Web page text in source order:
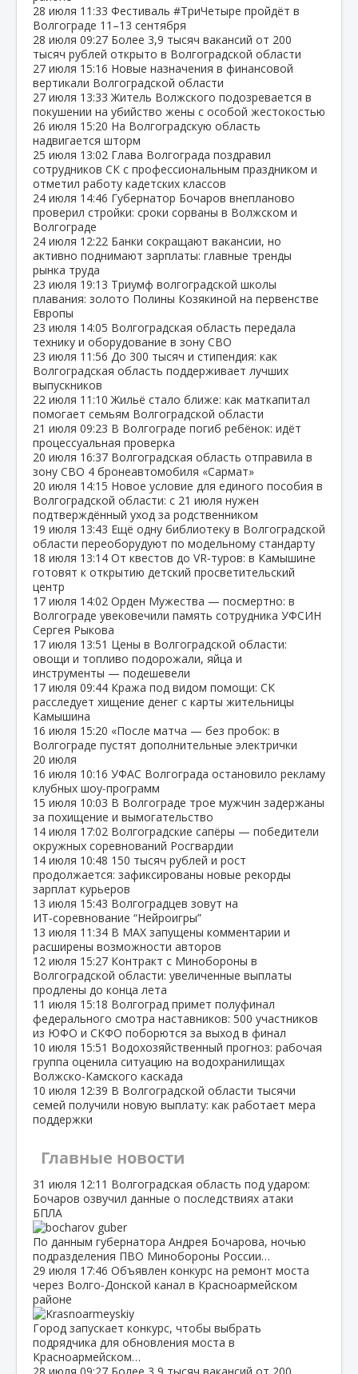
28 июля 11:33 Фестиваль #ТриЧетыре пройдёт в
Волгограде 11–13 сентября
28 июля 09:27 Более 3,9 тысяч вакансий от 200
тысяч рублей открыто в Волгоградской области
27 июля 15:16 Новые назначения в финансовой
вертикали Волгоградской области
27 июля 13:33 Житель Волжского подозревается в
покушении на убийство жены с особой жестокостью
26 июля 15:20 На Волгоградскую область
надвигается шторм
25 июля 13:02 Глава Волгограда поздравил
сотрудников СК с профессиональным праздником и
отметил работу кадетских классов
24 июля 14:46 Губернатор Бочаров внепланово
проверил стройки: сроки сорваны в Волжском и
Волгограде
24 июля 12:22 Банки сокращают вакансии, но
активно поднимают зарплаты: главные тренды
рынка труда
23 июля 19:13 Триумф волгоградской школы
плавания: золото Полины Козякиной на первенстве
Европы
23 июля 14:05 Волгоградская область передала
технику и оборудование в зону СВО
23 июля 11:56 До 300 тысяч и стипендия: как
Волгоградская область поддерживает лучших
выпускников
22 июля 11:10 Жильё стало ближе: как маткапитал
помогает семьям Волгоградской области
21 июля 09:23 В Волгограде погиб ребёнок: идёт
процессуальная проверка
20 июля 16:37 Волгоградская область отправила в
зону СВО 4 бронеавтомобиля «Сармат»
20 июля 14:15 Новое условие для единого пособия в
Волгоградской области: с 21 июля нужен
подтверждённый уход за родственником
19 июля 13:43 Ещё одну библиотеку в Волгоградской
области переоборудуют по модельному стандарту
18 июля 13:14 От квестов до VR‑туров: в Камышине
готовят к открытию детский просветительский
центр
17 июля 14:02 Орден Мужества — посмертно: в
Волгограде увековечили память сотрудника УФСИН
Сергея Рыкова
17 июля 13:51 Цены в Волгоградской области:
овощи и топливо подорожали, яйца и
инструменты — подешевели
17 июля 09:44 Кража под видом помощи: СК
расследует хищение денег с карты жительницы
Камышина
16 июля 15:20 «После матча — без пробок: в
Волгограде пустят дополнительные электрички
20 июля
16 июля 10:16 УФАС Волгограда остановило рекламу
клубных шоу‑программ
15 июля 10:03 В Волгограде трое мужчин задержаны
за похищение и вымогательство
14 июля 17:02 Волгоградские сапёры — победители
окружных соревнований Росгвардии
14 июля 10:48 150 тысяч рублей и рост
продолжается: зафиксированы новые рекорды
зарплат курьеров
13 июля 15:43 Волгоградцев зовут на
ИТ‑соревнование “Нейроигры”
13 июля 11:34 В МАХ запущены комментарии и
расширены возможности авторов
12 июля 15:27 Контракт с Минобороны в
Волгоградской области: увеличенные выплаты
продлены до конца лета
11 июля 15:18 Волгоград примет полуфинал
федерального смотра наставников: 500 участников
из ЮФО и СКФО поборются за выход в финал
10 июля 15:51 Водохозяйственный прогноз: рабочая
группа оценила ситуацию на водохранилищах
Волжско‑Камского каскада
10 июля 12:39 В Волгоградской области тысячи
семей получили новую выплату: как работает мера
поддержки
Главные новости
31 июля 12:11 Волгоградская область под ударом:
Бочаров озвучил данные о последствиях атаки
БПЛА
По данным губернатора Андрея Бочарова, ночью
подразделения ПВО Минобороны России…
29 июля 17:46 Объявлен конкурс на ремонт моста
через Волго‑Донской канал в Красноармейском
районе
Город запускает конкурс, чтобы выбрать
подрядчика для обновления моста в
Красноармейском…